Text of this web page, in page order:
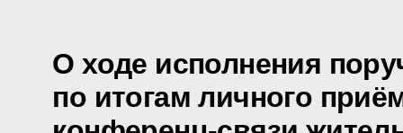
О ходе исполнения
по итогам личного